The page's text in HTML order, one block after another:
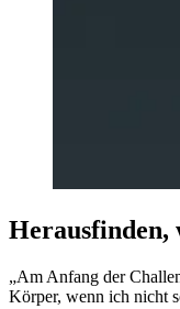
„Am Anfang der
Körper, wenn ich nicht